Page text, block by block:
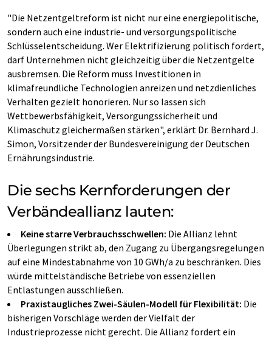
"Die Netzentgeltreform ist nicht nur eine energiepolitische,
sondern auch eine industrie- und versorgungspolitische
Schlüsselentscheidung. Wer Elektrifizierung politisch fordert,
darf Unternehmen nicht gleichzeitig über die Netzentgelte
ausbremsen. Die Reform muss Investitionen in
klimafreundliche Technologien anreizen und netzdienliches
Verhalten gezielt honorieren. Nur so lassen sich
Wettbewerbsfähigkeit, Versorgungssicherheit und
Klimaschutz gleichermaßen stärken", erklärt Dr. Bernhard J.
Simon, Vorsitzender der Bundesvereinigung der Deutschen
Ernährungsindustrie.
Die sechs Kernforderungen der
Verbändeallianz lauten:
Keine starre Verbrauchsschwellen: Die Allianz lehnt
Überlegungen strikt ab, den Zugang zu Übergangsregelungen
auf eine Mindestabnahme von 10 GWh/a zu beschränken. Dies
würde mittelständische Betriebe von essenziellen
Entlastungen ausschließen.
Praxistaugliches Zwei-Säulen-Modell für Flexibilität: Die
bisherigen Vorschläge werden der Vielfalt der
Industrieprozesse nicht gerecht. Die Allianz fordert ein